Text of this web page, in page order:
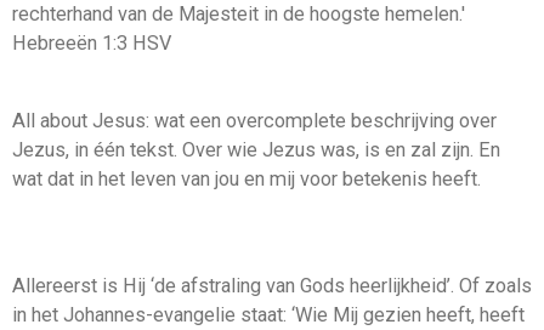
rechterhand van de Majesteit in de hoogste hemelen.'
Hebreeën 1:3 HSV
All about Jesus: wat een overcomplete beschrijving over
Jezus, in één tekst. Over wie Jezus was, is en zal zijn. En
wat dat in het leven van jou en mij voor betekenis heeft.
Allereerst is Hij ‘de afstraling van Gods heerlijkheid’. Of zoals
in het Johannes-evangelie staat: ‘Wie Mij gezien heeft, heeft